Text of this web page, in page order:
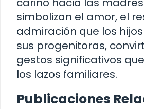
simbolizan el amor, el
admiración que los
sus progenitoras,
gestos significativos
los lazos familiares.
Publicaciones